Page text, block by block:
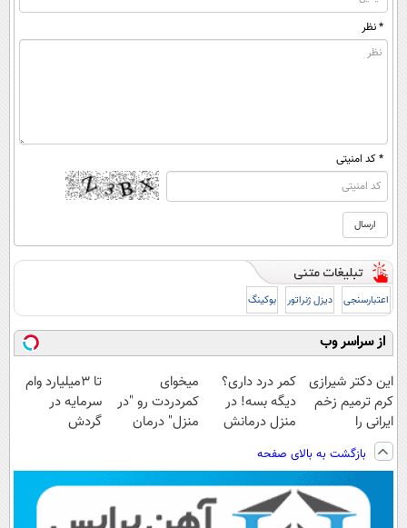
* نظر
* کد امنیتی
اعتبارسنجی دیزل ژنراتور بوکینگ
از سراسر وب
این دکتر شیرازی
کرم ترمیم زخم
ایرانی را
ساخت!!!
کمر درد داری؟
دیگه بسه! در
منزل درمانش
(◀پرسش‌نامه)
میخوای
کمردردت رو "در
منزل" درمان
تا 3میلیارد وام
سرمایه در
گردش
ثبت کن
بازگشت به بالای صفحه